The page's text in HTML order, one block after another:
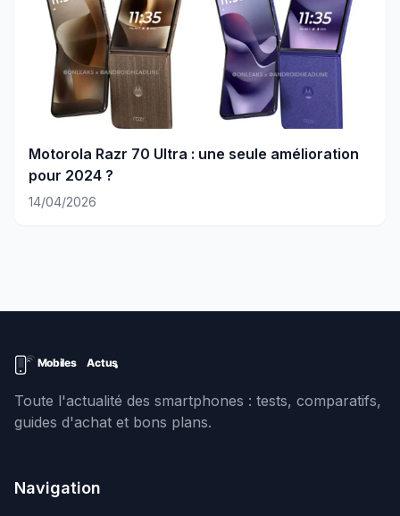
Motorola Razr 70 Ultra : une seule amélioration
pour 2024 ?
14/04/2026
Toute l'actualité des smartphones : tests, comparatifs,
guides d'achat et bons plans.
Navigation